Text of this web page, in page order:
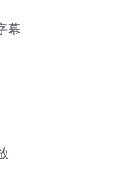
幕